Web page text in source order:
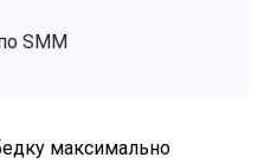
SMM
максимально